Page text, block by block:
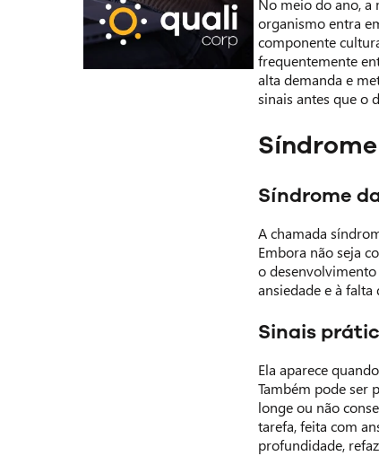
No meio do ano, a
organismo entra
componente
frequentemente
alta demanda e
sinais antes que o
Síndrome
A chamada
Embora não seja
o
ansiedade e à falta
Sinais
Ela aparece
Também pode ser
longe ou não
tarefa, feita com
profundidade,